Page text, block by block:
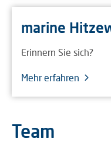
marine
Erinnern Sie sich?
Mehr erfahren
Team